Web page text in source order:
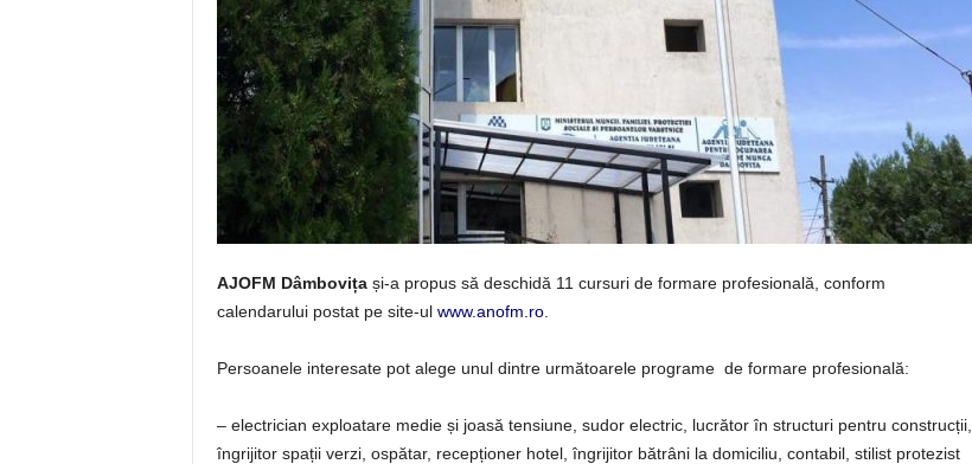
AJOFM Dâmbovița și-a propus să deschidă 11 cursuri de formare profesională, conform
calendarului postat pe site-ul www.anofm.ro.
Persoanele interesate pot alege unul dintre următoarele programe de formare profesională:
– electrician exploatare medie și joasă tensiune, sudor electric, lucrător în structuri pentru construcții,
îngrijitor spații verzi, ospătar, recepționer hotel, îngrijitor bătrâni la domiciliu, contabil, stilist protezist